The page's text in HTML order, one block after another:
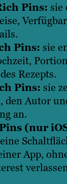
Pins: sie
Pins: sie
Rezepts.
Pins: sie
den Autor
an.
(nur
App,